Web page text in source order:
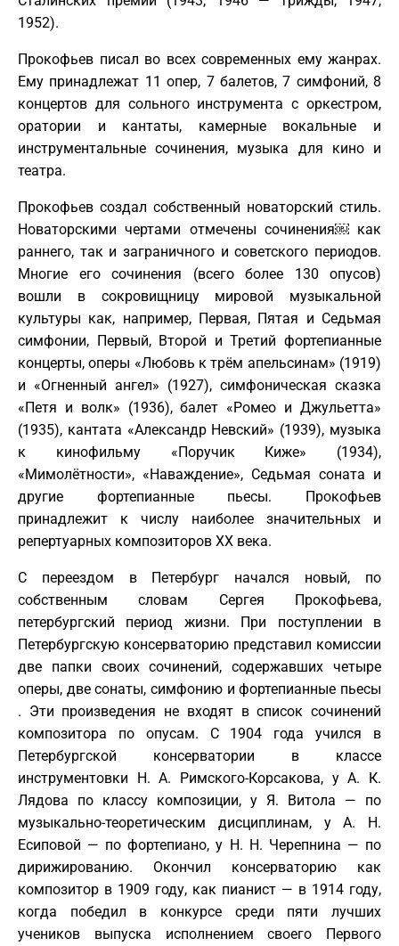
1952).
Прокофьев писал во всех современных ему жанрах.
Ему принадлежат 11 опер, 7 балетов, 7 симфоний, 8
концертов для сольного инструмента с оркестром,
оратории и кантаты, камерные вокальные и
инструментальные сочинения, музыка для кино и
театра.
Прокофьев создал собственный новаторский стиль.
Новаторскими чертами отмечены сочинения￼ как
раннего, так и заграничного и советского периодов.
Многие его сочинения (всего более 130 опусов)
вошли в сокровищницу мировой музыкальной
культуры как, например, Первая, Пятая и Седьмая
симфонии, Первый, Второй и Третий фортепианные
концерты, оперы «Любовь к трём апельсинам» (1919)
и «Огненный ангел» (1927), симфоническая сказка
«Петя и волк» (1936), балет «Ромео и Джульетта»
(1935), кантата «Александр Невский» (1939), музыка
к кинофильму «Поручик Киже» (1934),
«Мимолётности», «Наваждение», Седьмая соната и
другие фортепианные пьесы. Прокофьев
принадлежит к числу наиболее значительных и
репертуарных композиторов XX века.
С переездом в Петербург начался новый, по
собственным словам Сергея Прокофьева,
петербургский период жизни. При поступлении в
Петербургскую консерваторию представил комиссии
две папки своих сочинений, содержавших четыре
оперы, две сонаты, симфонию и фортепианные пьесы
. Эти произведения не входят в список сочинений
композитора по опусам. С 1904 года учился в
Петербургской консерватории в классе
инструментовки Н. А. Римского-Корсакова, у А. К.
Лядова по классу композиции, у Я. Витола — по
музыкально-теоретическим дисциплинам, у А. Н.
Есиповой — по фортепиано, у Н. Н. Черепнина — по
дирижированию. Окончил консерваторию как
композитор в 1909 году, как пианист — в 1914 году,
когда победил в конкурсе среди пяти лучших
учеников выпуска исполнением своего Первого